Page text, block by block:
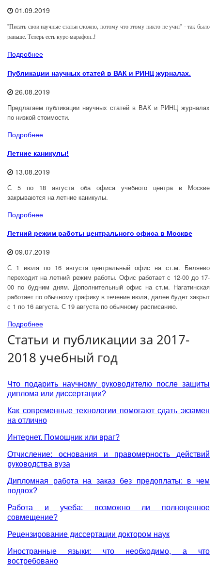
01.09.2019
"Писать свои научные статьи сложно, потому что этому никто не учит" - так было
раньше. Теперь есть курс-марафон..!
Подробнее
Публикации научных статей в ВАК и РИНЦ журналах.
26.08.2019
Предлагаем публикации научных статей в ВАК и РИНЦ журналах
по низкой стоимости.
Подробнее
Летние каникулы!
13.08.2019
С 5 по 18 августа оба офиса учебного центра в Москве
закрываются на летние каникулы.
Подробнее
Летний режим работы центрального офиса в Москве
09.07.2019
С 1 июля по 16 августа центральный офис на ст.м. Беляево
переходит на летний режим работы. Офис работает с 12-00 до 17-
00 по будним дням. Дополнительный офис на ст.м. Нагатинская
работает по обычному графику в течение июля, далее будет закрыт
с 1 по 16 августа. С 19 августа по обычному расписанию.
Подробнее
Статьи и публикации за 2017-
2018 учебный год
Что подарить научному руководителю после защиты
диплома или диссертации?
Как современные технологии помогают сдать экзамен
на отлично
Интернет. Помощник или враг?
Отчисление: основания и правомерность действий
руководства вуза
Дипломная работа на заказ без предоплаты: в чем
подвох?
Работа и учеба: возможно ли полноценное
совмещение?
Рецензирование диссертации доктором наук
Иностранные языки: что необходимо, а что
востребовано